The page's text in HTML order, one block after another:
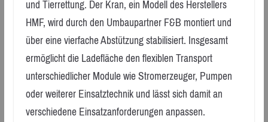
und Tierrettung. Der Kran, ein Modell des Herstellers
HMF, wird durch den Umbaupartner F&B montiert und
über eine vierfache Abstützung stabilisiert. Insgesamt
ermöglicht die Ladefläche den flexiblen Transport
unterschiedlicher Module wie Stromerzeuger, Pumpen
oder weiterer Einsatztechnik und lässt sich damit an
verschiedene Einsatzanforderungen anpassen.